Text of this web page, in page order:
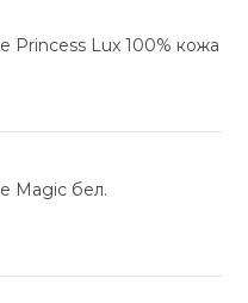
Princess Lux 100% кожа
Magic бел.